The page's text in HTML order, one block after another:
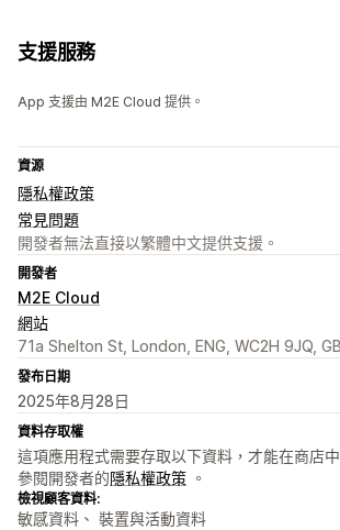
支援服務
App 支援由 M2E Cloud 提供。
資源
隱私權政策
常見問題
開發者無法直接以繁體中文提供支援。
開發者
M2E Cloud
網站
71a Shelton St, London, ENG, WC2H 9JQ, GB
發布日期
2025年8月28日
資料存取權
這項應用程式需要存取以下資料，才能在商店
參閱開發者的隱私權政策 。
檢視顧客資料:
敏感資料、 裝置與活動資料